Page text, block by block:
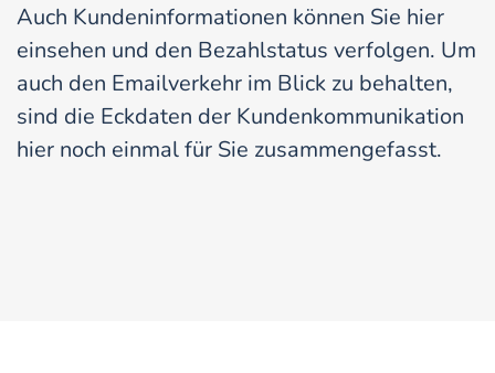
Auch Kundeninformationen können Sie hier
einsehen und den Bezahlstatus verfolgen. Um
auch den Emailverkehr im Blick zu behalten,
sind die Eckdaten der Kundenkommunikation
hier noch einmal für Sie zusammengefasst.